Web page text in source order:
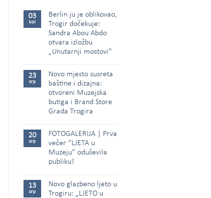
03
kol
Berlin ju je oblikovao,
Trogir dočekuje:
Sandra Abou Abdo
otvara izložbu
„Unutarnji mostovi”
23
srp
Novo mjesto susreta
baštine i dizajna:
otvoreni Muzejska
butiga i Brand Store
Grada Trogira
20
srp
FOTOGALERIJA | Prva
večer “LJETA u
Muzeju” oduševila
publiku!
13
srp
Novo glazbeno ljeto u
Trogiru: „LJETO u